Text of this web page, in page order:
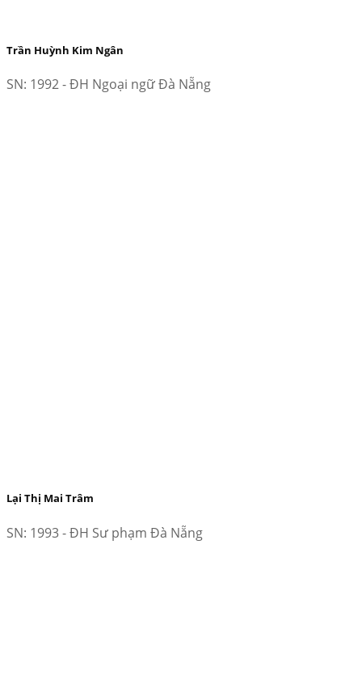
Trần Huỳnh Kim Ngân
SN: 1992 - ĐH Ngoại ngữ Đà Nẵng
Lại Thị Mai Trâm
SN: 1993 - ĐH Sư phạm Đà Nẵng